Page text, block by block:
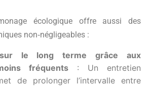
écologique offre aussi des
non‑négligeables :
sur le long terme grâce aux
fréquents : Un entretien
de prolonger l’intervalle entre